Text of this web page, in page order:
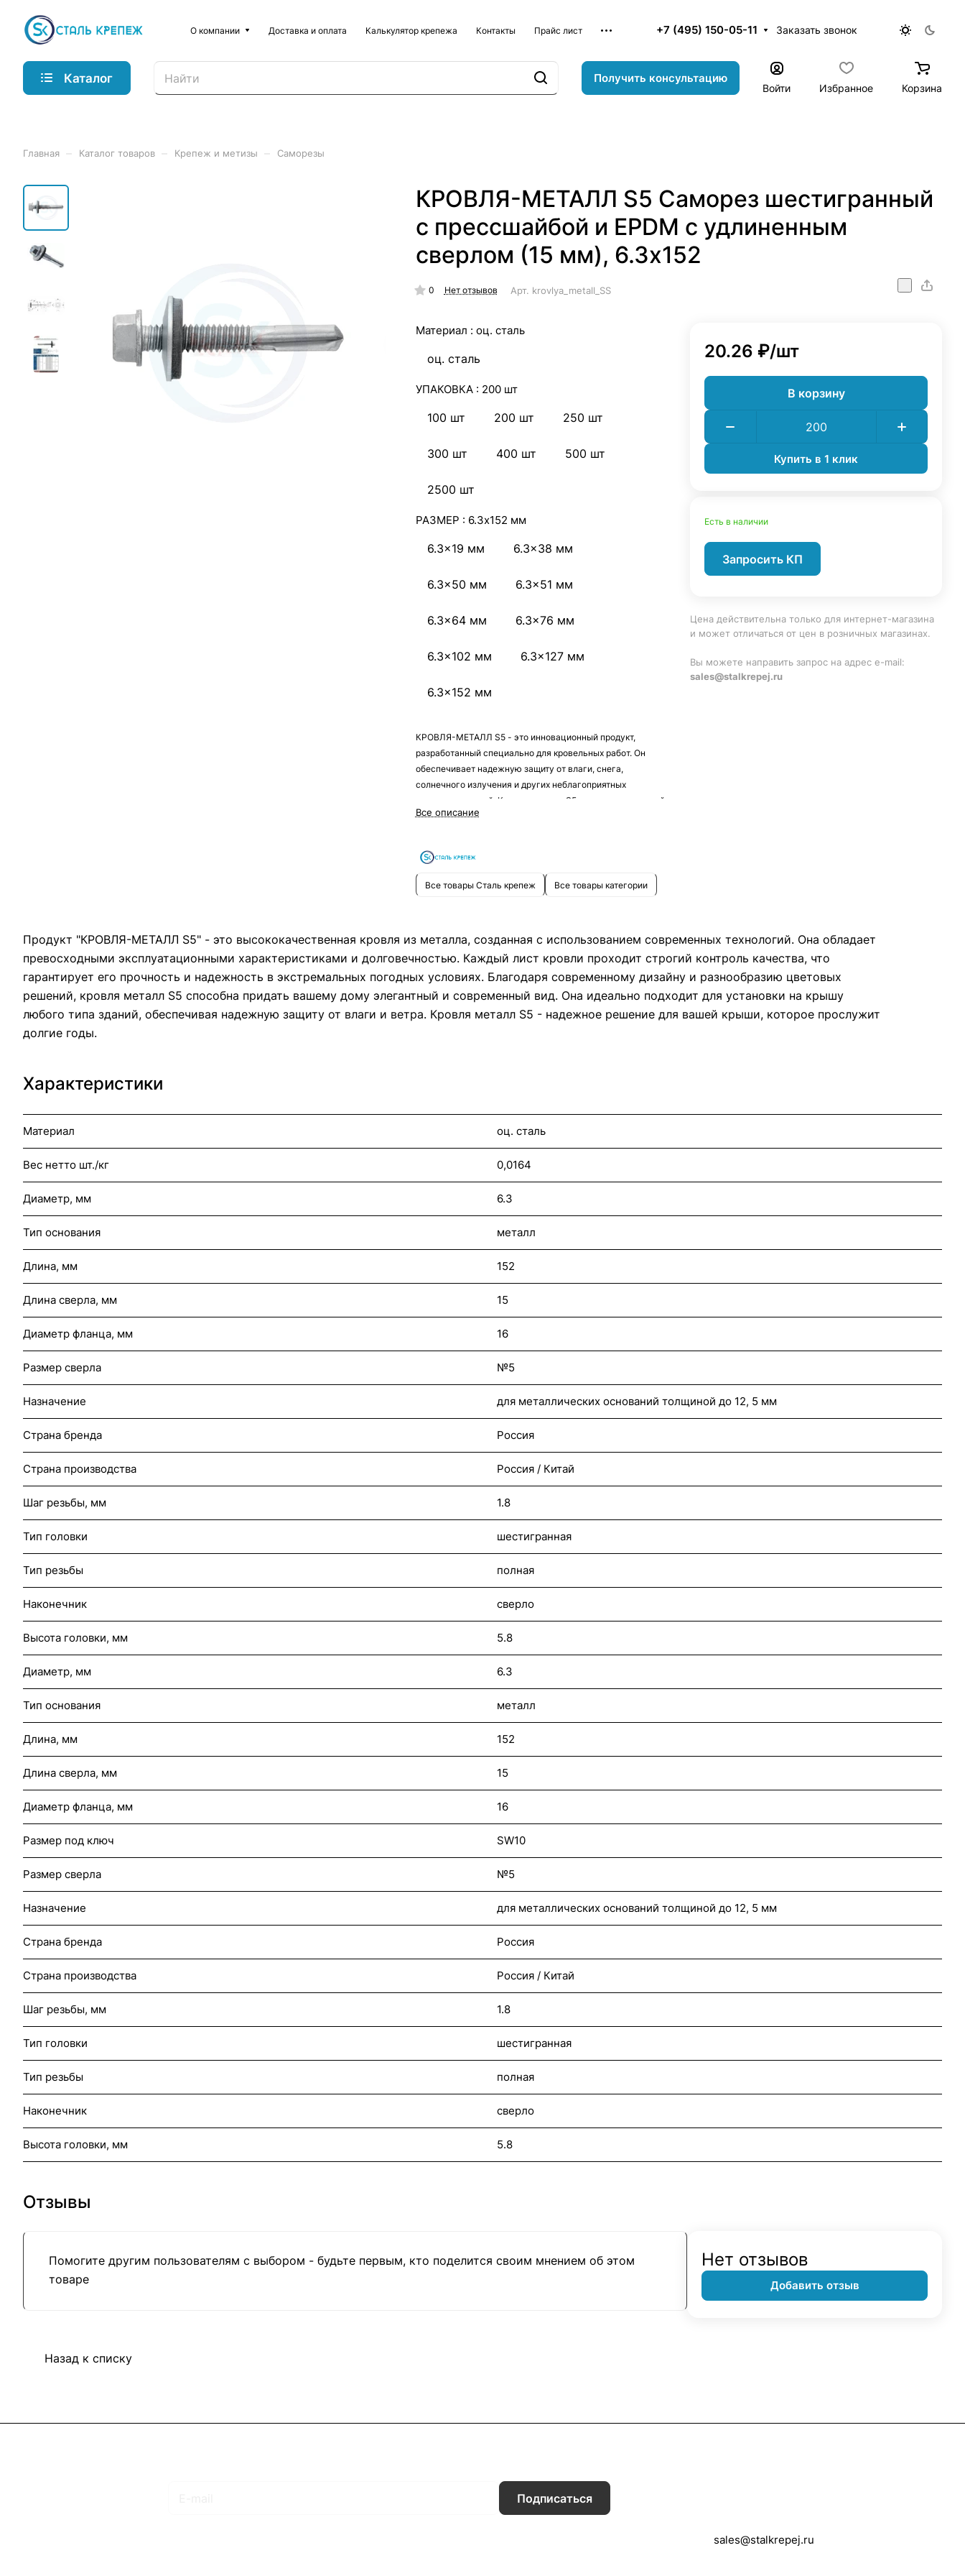
О компании Доставка и оплата Калькулятор крепежа Контакты Прайс лист +7 (495) 150-05-11 Заказать звонок
Каталог Получить консультацию
Войти Избранное Корзина
Главная Каталог товаров Крепеж и метизы Саморезы
КРОВЛЯ-МЕТАЛЛ S5 Саморез шестигранный
с прессшайбой и EPDM с удлиненным
сверлом (15 мм), 6.3x152
0 Нет отзывов Арт. krovlya_metall_SS
Материал : оц. сталь
оц. сталь
УПАКОВКА : 200 шт
100 шт 200 шт 250 шт
300 шт 400 шт 500 шт
2500 шт
РАЗМЕР : 6.3x152 мм
6.3x19 мм 6.3x38 мм
6.3x50 мм 6.3x51 мм
6.3x64 мм 6.3x76 мм
6.3x102 мм 6.3x127 мм
6.3x152 мм
КРОВЛЯ-МЕТАЛЛ S5 - это инновационный продукт,
разработанный специально для кровельных работ. Он
обеспечивает надежную защиту от влаги, снега,
солнечного излучения и других неблагоприятных
погодных условий. Кровля-металл S5 отличается высокой
прочностью, долговечностью и эстетичным внешним
стоимость доступна для каждого клиента.
Все описание
Все товары Сталь крепеж Все товары категории
20.26 ₽/шт
В корзину
Купить в 1 клик
Есть в наличии
Запросить КП
Цена действительна только для интернет-магазина
и может отличаться от цен в розничных магазинах.
Вы можете направить запрос на адрес e-mail:
sales@stalkrepej.ru
Продукт "КРОВЛЯ-МЕТАЛЛ S5" - это высококачественная кровля из металла, созданная с использованием современных технологий. Она обладает
превосходными эксплуатационными характеристиками и долговечностью. Каждый лист кровли проходит строгий контроль качества, что
гарантирует его прочность и надежность в экстремальных погодных условиях. Благодаря современному дизайну и разнообразию цветовых
решений, кровля металл S5 способна придать вашему дому элегантный и современный вид. Она идеально подходит для установки на крышу
любого типа зданий, обеспечивая надежную защиту от влаги и ветра. Кровля металл S5 - надежное решение для вашей крыши, которое прослужит
долгие годы.
Характеристики
Материал оц. сталь
Вес нетто шт./кг 0,0164
Диаметр, мм 6.3
Тип основания металл
Длина, мм 152
Длина сверла, мм 15
Диаметр фланца, мм 16
Размер сверла №5
Назначение для металлических оснований толщиной до 12, 5 мм
Страна бренда Россия
Страна производства Россия / Китай
Шаг резьбы, мм 1.8
Тип головки шестигранная
Тип резьбы полная
Наконечник сверло
Высота головки, мм 5.8
Диаметр, мм 6.3
Тип основания металл
Длина, мм 152
Длина сверла, мм 15
Диаметр фланца, мм 16
Размер под ключ SW10
Размер сверла №5
Назначение для металлических оснований толщиной до 12, 5 мм
Страна бренда Россия
Страна производства Россия / Китай
Шаг резьбы, мм 1.8
Тип головки шестигранная
Тип резьбы полная
Наконечник сверло
Высота головки, мм 5.8
Отзывы
Помогите другим пользователям с выбором - будьте первым, кто поделится своим мнением об этом
товаре
Нет отзывов
Добавить отзыв
Назад к списку
Подписаться
sales@stalkrepej.ru